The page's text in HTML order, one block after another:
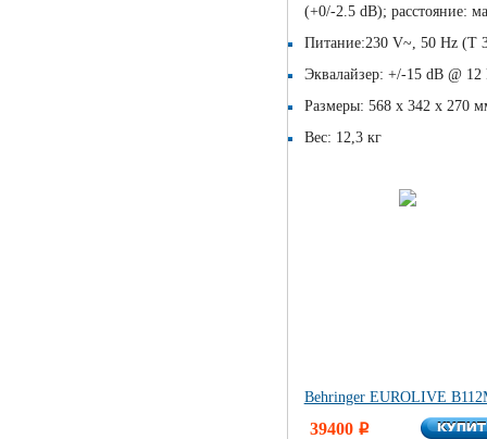
(+0/-2.5 dB); расстояние:
Питание:230 V~, 50 Hz (T
Эквалайзер: +/-15 dB @
Размеры: 568 х 342 х 270
Вес: 12,3 кг
Behringer EUROLIVE
39400 i